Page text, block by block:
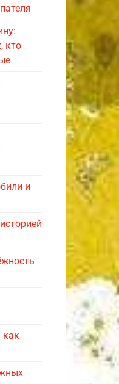
кто
и
как